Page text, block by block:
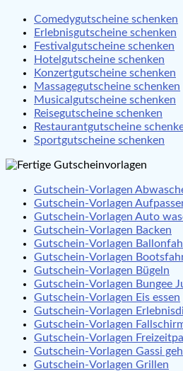
Comedygutscheine schenken
Erlebnisgutscheine schenken
Festivalgutscheine schenken
Hotelgutscheine schenken
Konzertgutscheine schenken
Massagegutscheine schenken
Musicalgutscheine schenken
Reisegutscheine schenken
Restaurantgutscheine
Sportgutscheine schenken
Gutschein-Vorlagen
Gutschein-Vorlagen
Gutschein-Vorlagen Auto
Gutschein-Vorlagen Backen
Gutschein-Vorlagen
Gutschein-Vorlagen
Gutschein-Vorlagen Bügeln
Gutschein-Vorlagen Bungee
Gutschein-Vorlagen Eis essen
Gutschein-Vorlagen
Gutschein-Vorlagen
Gutschein-Vorlagen
Gutschein-Vorlagen Gassi
Gutschein-Vorlagen Grillen